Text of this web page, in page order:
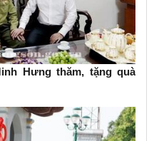
Hưng thăm, tặng quà